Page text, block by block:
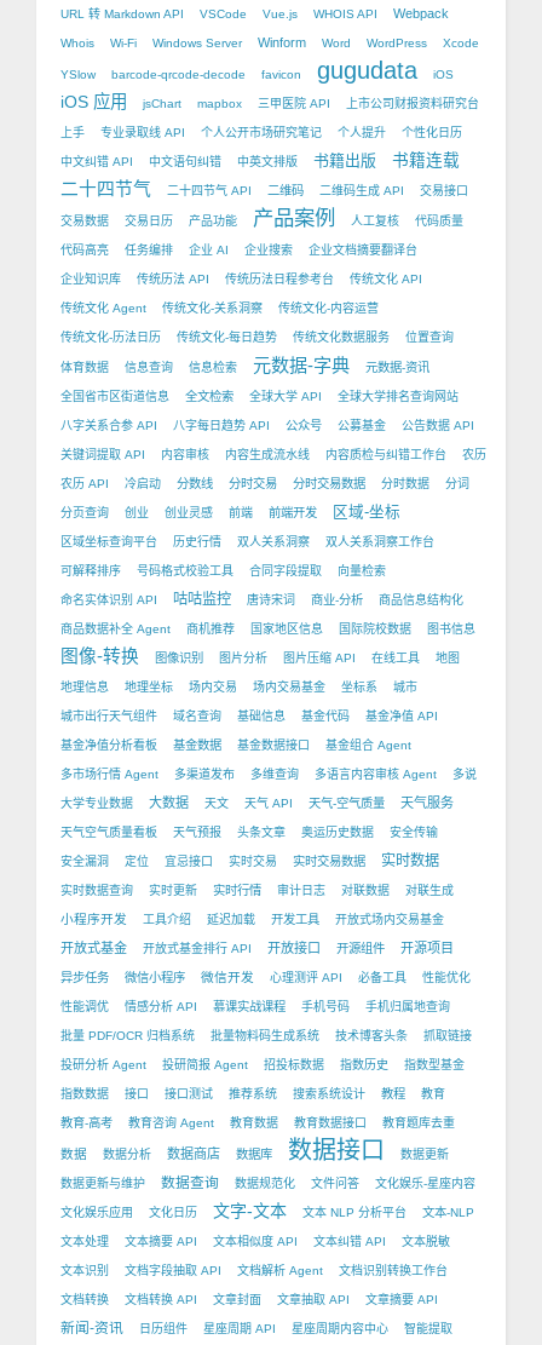
URL 转 Markdown API VSCode Vue.js WHOIS API Webpack
Whois Wi-Fi Windows Server Winform Word WordPress Xcode
YSlow barcode-qrcode-decode favicon gugudata iOS
iOS 应用 jsChart mapbox 三甲医院 API 上市公司财报资料研究台
上手 专业录取线 API 个人公开市场研究笔记 个人提升 个性化日历
中文纠错 API 中文语句纠错 中英文排版 书籍出版 书籍连载
二十四节气 二十四节气 API 二维码 二维码生成 API 交易接口
交易数据 交易日历 产品功能 产品案例 人工复核 代码质量
代码高亮 任务编排 企业 AI 企业搜索 企业文档摘要翻译台
企业知识库 传统历法 API 传统历法日程参考台 传统文化 API
传统文化 Agent 传统文化-关系洞察 传统文化-内容运营
传统文化-历法日历 传统文化-每日趋势 传统文化数据服务 位置查询
体育数据 信息查询 信息检索 元数据-字典 元数据-资讯
全国省市区街道信息 全文检索 全球大学 API 全球大学排名查询网站
八字关系合参 API 八字每日趋势 API 公众号 公募基金 公告数据 API
关键词提取 API 内容审核 内容生成流水线 内容质检与纠错工作台 农历
农历 API 冷启动 分数线 分时交易 分时交易数据 分时数据 分词
分页查询 创业 创业灵感 前端 前端开发 区域-坐标
区域坐标查询平台 历史行情 双人关系洞察 双人关系洞察工作台
可解释排序 号码格式校验工具 合同字段提取 向量检索
命名实体识别 API 咕咕监控 唐诗宋词 商业-分析 商品信息结构化
商品数据补全 Agent 商机推荐 国家地区信息 国际院校数据 图书信息
图像-转换 图像识别 图片分析 图片压缩 API 在线工具 地图
地理信息 地理坐标 场内交易 场内交易基金 坐标系 城市
城市出行天气组件 域名查询 基础信息 基金代码 基金净值 API
基金净值分析看板 基金数据 基金数据接口 基金组合 Agent
多市场行情 Agent 多渠道发布 多维查询 多语言内容审核 Agent 多说
大学专业数据 大数据 天文 天气 API 天气-空气质量 天气服务
天气空气质量看板 天气预报 头条文章 奥运历史数据 安全传输
安全漏洞 定位 宜忌接口 实时交易 实时交易数据 实时数据
实时数据查询 实时更新 实时行情 审计日志 对联数据 对联生成
小程序开发 工具介绍 延迟加载 开发工具 开放式场内交易基金
开放式基金 开放式基金排行 API 开放接口 开源组件 开源项目
异步任务 微信小程序 微信开发 心理测评 API 必备工具 性能优化
性能调优 情感分析 API 慕课实战课程 手机号码 手机归属地查询
批量 PDF/OCR 归档系统 批量物料码生成系统 技术博客头条 抓取链接
投研分析 Agent 投研简报 Agent 招投标数据 指数历史 指数型基金
指数数据 接口 接口测试 推荐系统 搜索系统设计 教程 教育
教育-高考 教育咨询 Agent 教育数据 教育数据接口 教育题库去重
数据 数据分析 数据商店 数据库 数据接口 数据更新
数据更新与维护 数据查询 数据规范化 文件问答 文化娱乐-星座内容
文化娱乐应用 文化日历 文字-文本 文本 NLP 分析平台 文本-NLP
文本处理 文本摘要 API 文本相似度 API 文本纠错 API 文本脱敏
文本识别 文档字段抽取 API 文档解析 Agent 文档识别转换工作台
文档转换 文档转换 API 文章封面 文章抽取 API 文章摘要 API
新闻-资讯 日历组件 星座周期 API 星座周期内容中心 智能提取